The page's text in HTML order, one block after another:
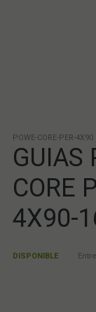
POWE-CORE-PER-4X90
GUIAS
CORE
4X90-
DISPONIBLE